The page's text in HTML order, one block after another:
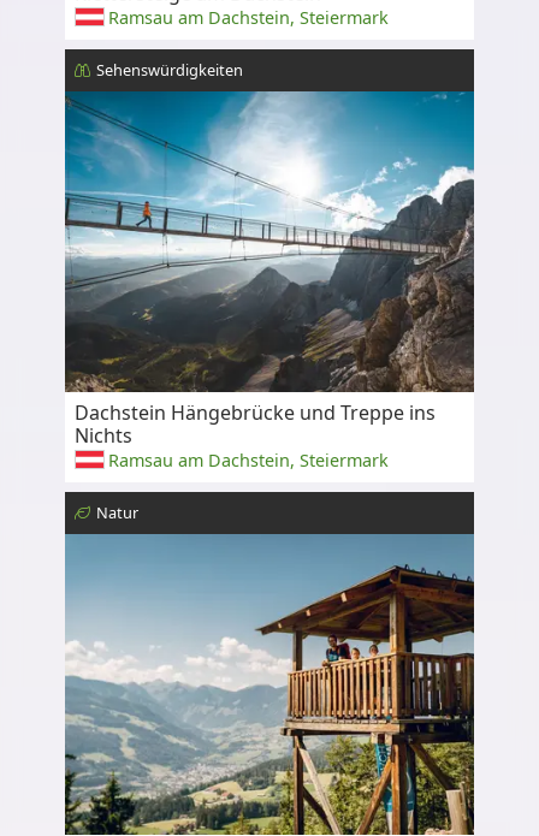
Ramsau am Dachstein, Steiermark
Sehenswürdigkeiten
Dachstein Hängebrücke und Treppe ins
Nichts
Ramsau am Dachstein, Steiermark
Natur